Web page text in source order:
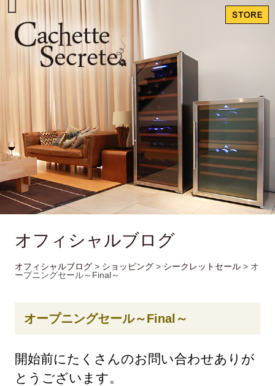
オフィシャルブログ
オフィシャルブログ > ショッピング > シークレットセール > オ
ープニングセール～Final～
オープニングセール～Final～
開始前にたくさんのお問い合わせありが
とうございます。